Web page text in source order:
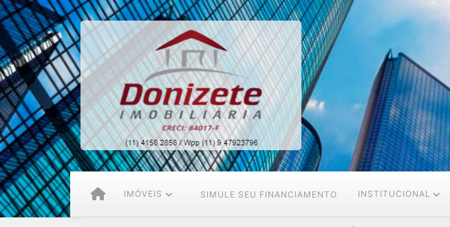
IMÓVEIS SIMULE SEU FINANCIAMENTO INSTITUCIONAL